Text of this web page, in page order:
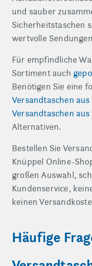
und sauber
Sicherheitstaschen
wertvolle
Für empfindliche
Sortiment auch
Benötigen Sie eine
Versandtaschen aus
Versandtaschen aus
Alternativen.
Bestellen Sie
Knüppel Online-
großen Auswahl,
Kundenservice,
keinen
Häufige